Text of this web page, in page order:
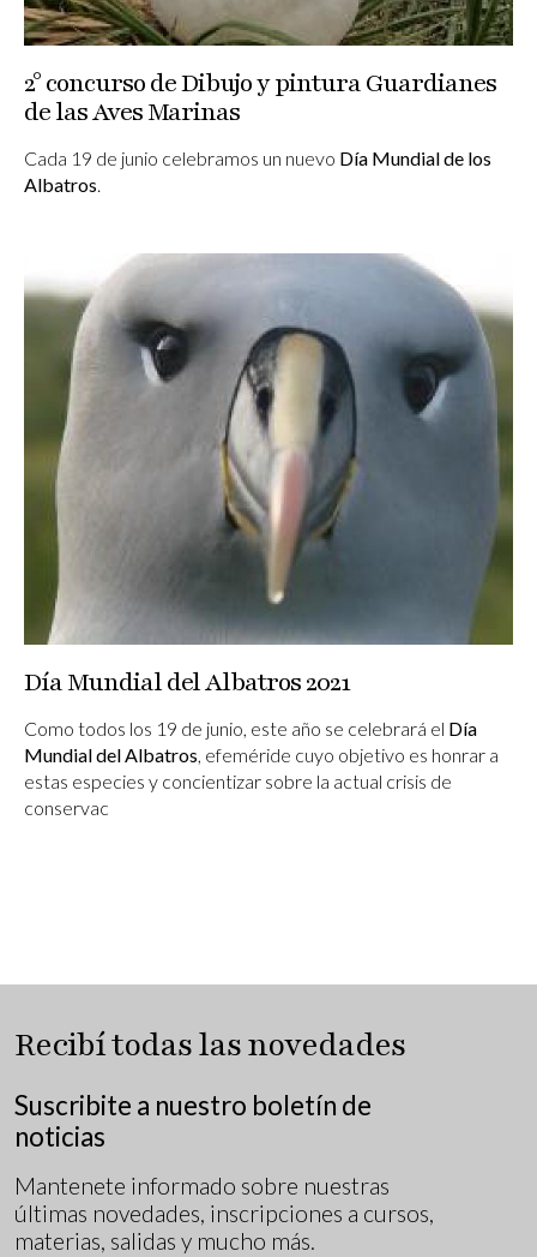
2° concurso de Dibujo y pintura Guardianes
de las Aves Marinas
Cada 19 de junio celebramos un nuevo Día Mundial de los
Albatros.
Día Mundial del Albatros 2021
Como todos los 19 de junio, este año se celebrará el Día
Mundial del Albatros, efeméride cuyo objetivo es honrar a
estas especies y concientizar sobre la actual crisis de
conservac
Recibí todas las novedades
Suscribite a nuestro boletín de
noticias
Mantenete informado sobre nuestras
últimas novedades, inscripciones a cursos,
materias, salidas y mucho más.